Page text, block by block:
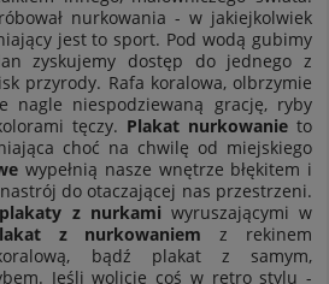
nurkowania - w jakiejkolwiek
jest to sport. Pod wodą gubimy
zyskujemy dostęp do jednego z
przyrody. Rafa koralowa, olbrzymie
nagle niespodziewaną grację, ryby
tęczy. Plakat nurkowanie to
choć na chwilę od miejskiego
wypełnią nasze wnętrze błękitem i
do otaczającej nas przestrzeni.
plakaty z nurkami wyruszającymi w
z nurkowaniem z rekinem
bądź plakat z samym,
. Jeśli wolicie coś w retro stylu -